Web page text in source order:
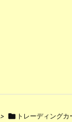
>  トレーディングカ